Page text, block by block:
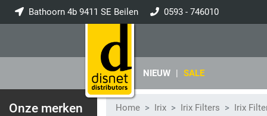
Bathoorn 4b 9411 SE Beilen 0593 - 746010
NIEUW | SALE
Onze merken Home Irix Irix Filters Irix